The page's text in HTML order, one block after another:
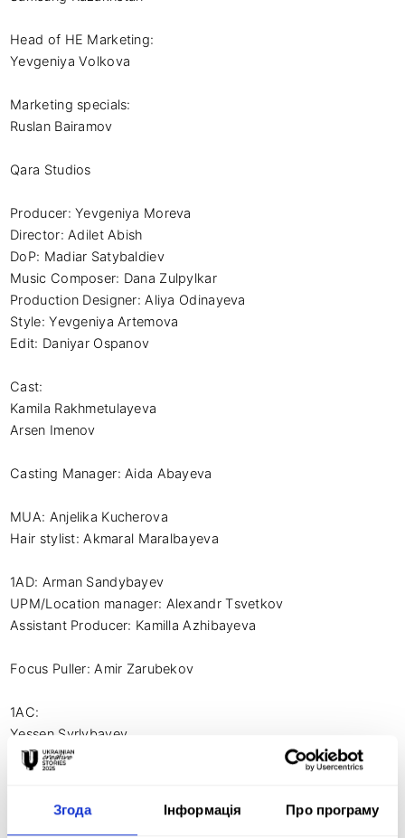
Згода Інформація Про програму
Head of HE Marketing:
Yevgeniya Volkova
Marketing specials:
Ruslan Bairamov
Qara Studios
Producer: Yevgeniya Moreva
Director: Adilet Abish
DoP: Madiar Satybaldiev
Music Composer: Dana Zulpylkar
Production Designer: Aliya Odinayeva
Style: Yevgeniya Artemova
Edit: Daniyar Ospanov
Cast:
Kamila Rakhmetulayeva
Arsen Imenov
Casting Manager: Aida Abayeva
MUA: Anjelika Kucherova
Hair stylist: Akmaral Maralbayeva
1AD: Arman Sandybayev
UPM/Location manager: Alexandr Tsvetkov
Assistant Producer: Kamilla Azhibayeva
Focus Puller: Amir Zarubekov
1AC:
Yessen Syrlybayev
Aleksandr Kostanidi
Beksultan Bekturgan